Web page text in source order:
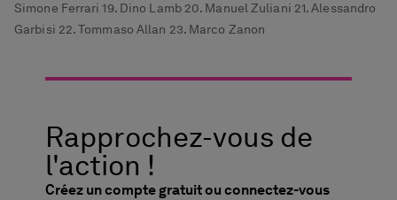
Simone Ferrari 19. Dino Lamb 20. Manuel Zuliani 21. Alessandro
Garbisi 22. Tommaso Allan 23. Marco Zanon
Rapprochez-vous de
l'action !
Créez un compte gratuit ou connectez-vous